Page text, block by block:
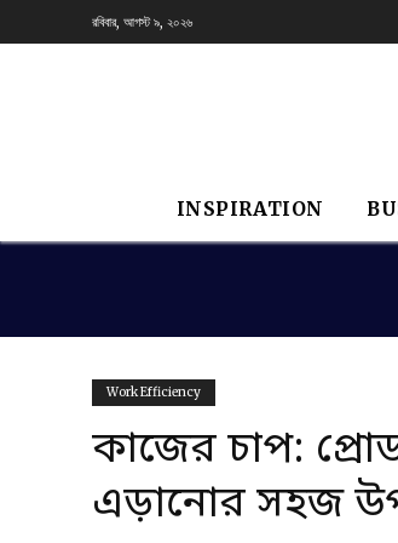
রবিবার, আগস্ট ৯, ২০২৬
INSPIRATION
Work Efficiency
কাজের চাপ:
এড়ানোর সহজ